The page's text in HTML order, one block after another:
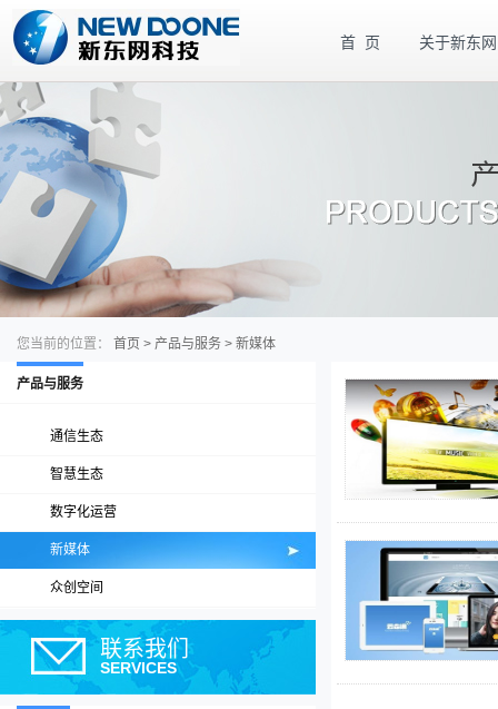
首 页 关于新东网
您当前的位置： 首页 > 产品与服务 > 新媒体
产品与服务
通信生态
智慧生态
数字化运营
新媒体
众创空间
联系我们
SERVICES